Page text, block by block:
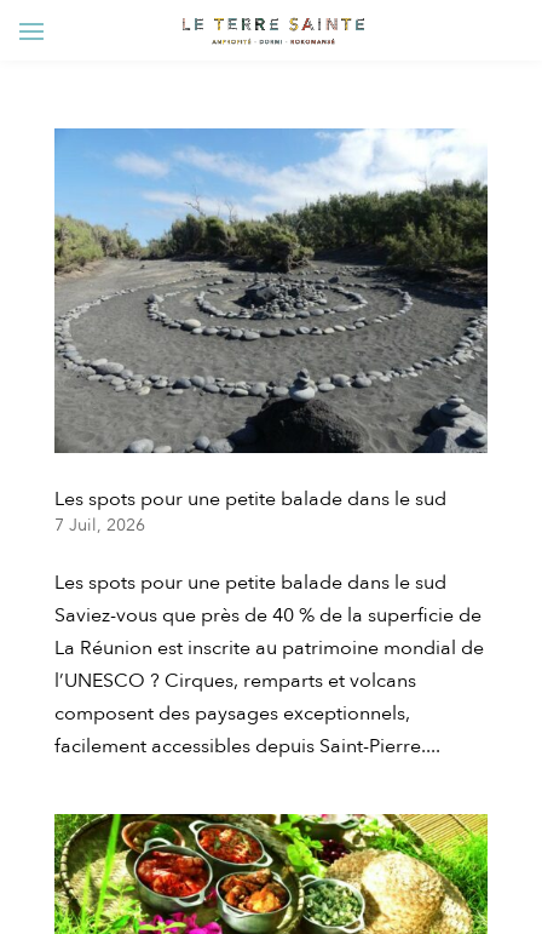
Les spots pour une petite balade dans le sud
7 Juil, 2026
Les spots pour une petite balade dans le sud
Saviez-vous que près de 40 % de la superficie de
La Réunion est inscrite au patrimoine mondial de
l’UNESCO ? Cirques, remparts et volcans
composent des paysages exceptionnels,
facilement accessibles depuis Saint-Pierre....